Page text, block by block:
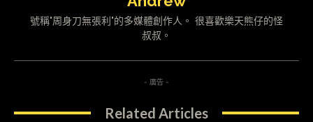
號稱"周身刀無張利"的多媒體創作人。 很喜歡樂天熊仔的怪
叔叔。
- 廣告 -
Related Articles